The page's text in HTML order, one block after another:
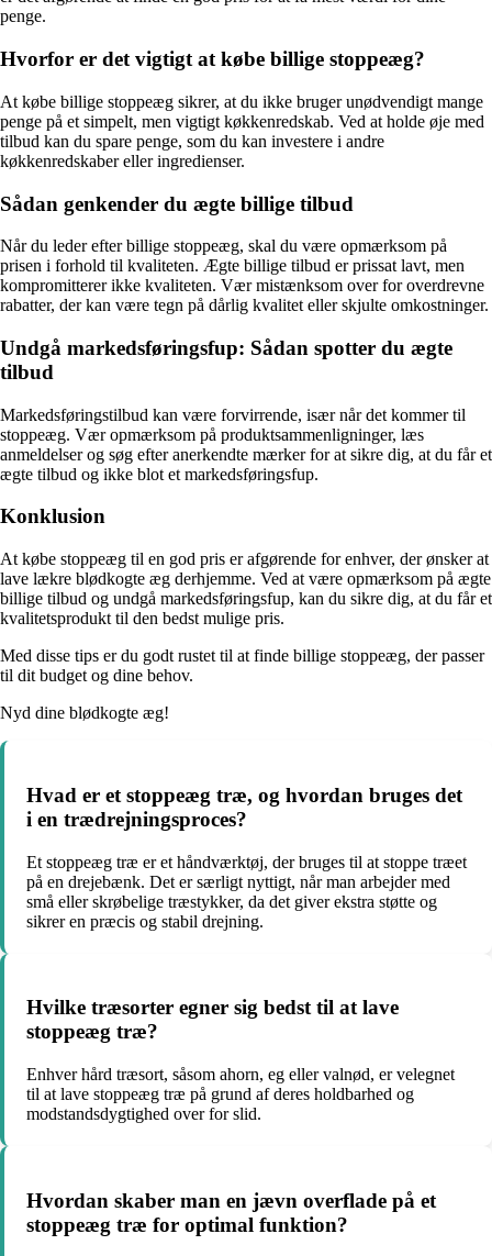
penge.
Hvorfor er det vigtigt at købe billige stoppeæg?
At købe billige stoppeæg sikrer, at du ikke bruger unødvendigt mange
penge på et simpelt, men vigtigt køkkenredskab. Ved at holde øje med
tilbud kan du spare penge, som du kan investere i andre
køkkenredskaber eller ingredienser.
Sådan genkender du ægte billige tilbud
Når du leder efter billige stoppeæg, skal du være opmærksom på
prisen i forhold til kvaliteten. Ægte billige tilbud er prissat lavt, men
kompromitterer ikke kvaliteten. Vær mistænksom over for overdrevne
rabatter, der kan være tegn på dårlig kvalitet eller skjulte omkostninger.
Undgå markedsføringsfup: Sådan spotter du ægte
tilbud
Markedsføringstilbud kan være forvirrende, især når det kommer til
stoppeæg. Vær opmærksom på produktsammenligninger, læs
anmeldelser og søg efter anerkendte mærker for at sikre dig, at du får et
ægte tilbud og ikke blot et markedsføringsfup.
Konklusion
At købe stoppeæg til en god pris er afgørende for enhver, der ønsker at
lave lækre blødkogte æg derhjemme. Ved at være opmærksom på ægte
billige tilbud og undgå markedsføringsfup, kan du sikre dig, at du får et
kvalitetsprodukt til den bedst mulige pris.
Med disse tips er du godt rustet til at finde billige stoppeæg, der passer
til dit budget og dine behov.
Nyd dine blødkogte æg!
Hvad er et stoppeæg træ, og hvordan bruges det
i en trædrejningsproces?
Et stoppeæg træ er et håndværktøj, der bruges til at stoppe træet
på en drejebænk. Det er særligt nyttigt, når man arbejder med
små eller skrøbelige træstykker, da det giver ekstra støtte og
sikrer en præcis og stabil drejning.
Hvilke træsorter egner sig bedst til at lave
stoppeæg træ?
Enhver hård træsort, såsom ahorn, eg eller valnød, er velegnet
til at lave stoppeæg træ på grund af deres holdbarhed og
modstandsdygtighed over for slid.
Hvordan skaber man en jævn overflade på et
stoppeæg træ for optimal funktion?